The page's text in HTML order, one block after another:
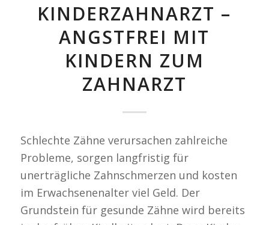
KINDERZAHNARZT –
ANGSTFREI MIT
KINDERN ZUM
ZAHNARZT
Schlechte Zähne verursachen zahlreiche
Probleme, sorgen langfristig für
unerträgliche Zahnschmerzen und kosten
im Erwachsenenalter viel Geld. Der
Grundstein für gesunde Zähne wird bereits